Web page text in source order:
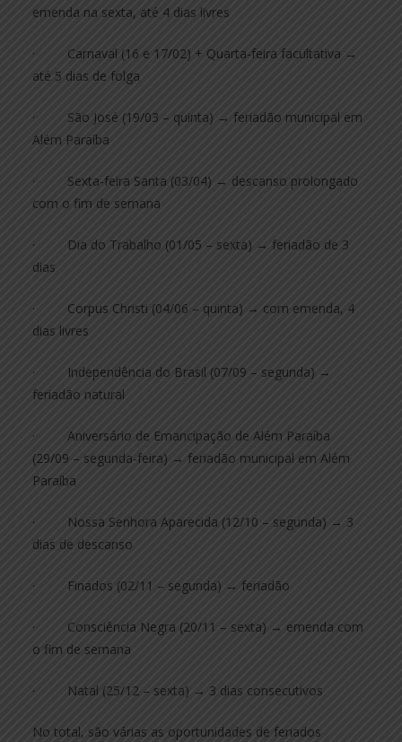
emenda na sexta, até 4 dias livres
· Carnaval (16 e 17/02) + Quarta-feira facultativa →
até 5 dias de folga
· São José (19/03 – quinta) → feriadão municipal em
Além Paraíba
· Sexta-feira Santa (03/04) → descanso prolongado
com o fim de semana
· Dia do Trabalho (01/05 – sexta) → feriadão de 3
dias
· Corpus Christi (04/06 – quinta) → com emenda, 4
dias livres
· Independência do Brasil (07/09 – segunda) →
feriadão natural
· Aniversário de Emancipação de Além Paraíba
(29/09 – segunda-feira) → feriadão municipal em Além
Paraíba
· Nossa Senhora Aparecida (12/10 – segunda) → 3
dias de descanso
· Finados (02/11 – segunda) → feriadão
· Consciência Negra (20/11 – sexta) → emenda com
o fim de semana
· Natal (25/12 – sexta) → 3 dias consecutivos
No total, são várias as oportunidades de feriados